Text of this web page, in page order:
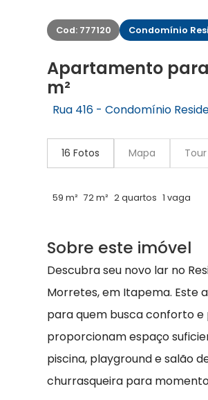
Cod: 777120 Condomínio
Apartamento
m²
Rua 416 - Condomínio
16 Fotos Mapa
59 m² 72 m² 2 quartos 1 vaga
Sobre este imóvel
Descubra seu novo lar no
Morretes, em Itapema. Este
para quem busca conforto e
proporcionam espaço
piscina, playground e salão
churrasqueira para